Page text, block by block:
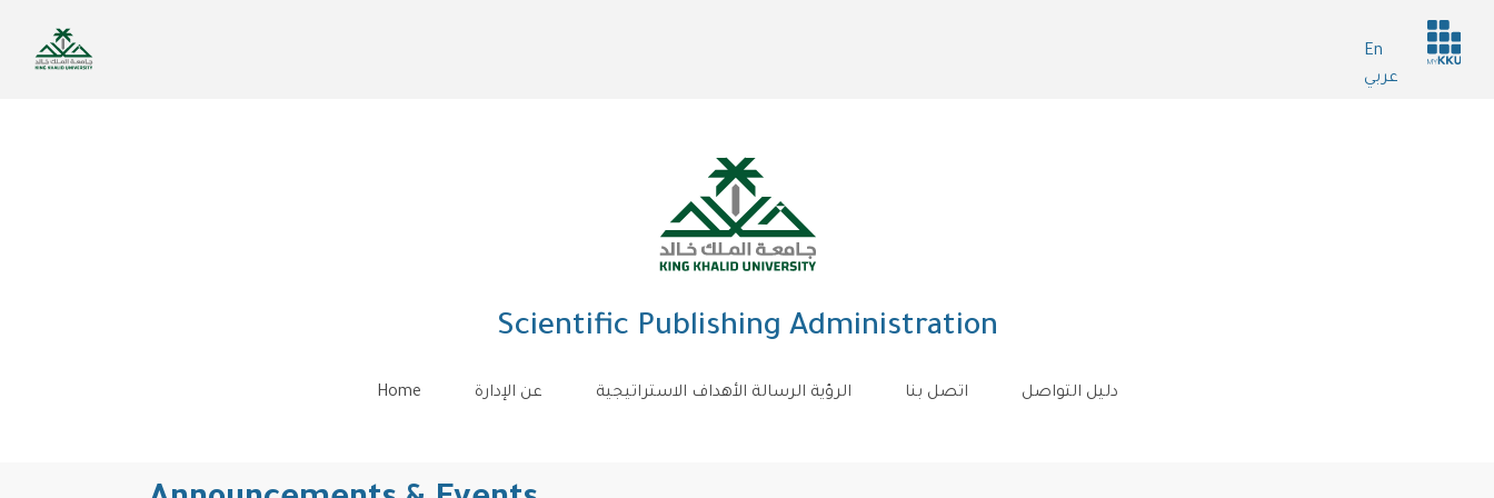
main
En
عربي
Header
services
Scientific Publishing Administration
Home عن الإدارة الرؤية الرسالة الأهداف الاستراتيجية اتصل بنا دليل التواصل